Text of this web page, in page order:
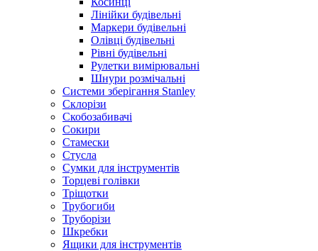
Лінійки будівельні
Маркери будівельні
Олівці будівельні
Рівні будівельні
Рулетки вимірювальні
Шнури розмічальні
Системи зберігання Stanley
Склорізи
Скобозабивачі
Сокири
Стамески
Стусла
Сумки для інструментів
Торцеві голівки
Тріщотки
Трубогиби
Труборізи
Шкребки
Ящики для інструментів